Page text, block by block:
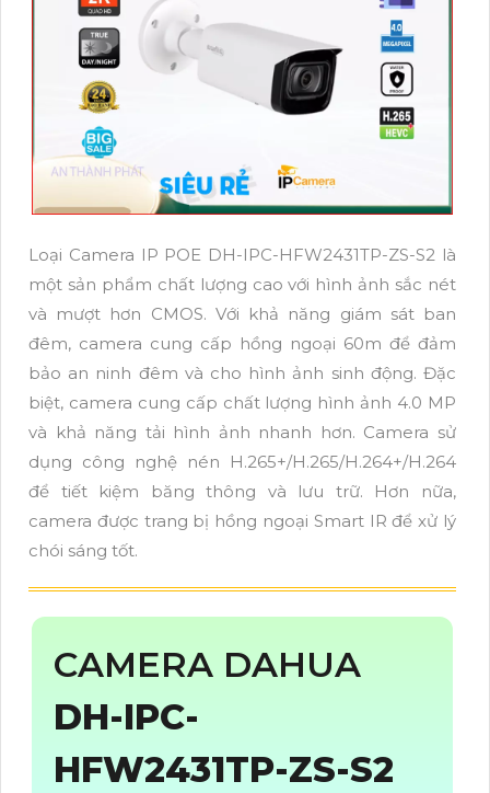
Loại Camera IP POE DH-IPC-HFW2431TP-ZS-S2 là
một sản phẩm chất lượng cao với hình ảnh sắc nét
và mượt hơn CMOS. Với khả năng giám sát ban
đêm, camera cung cấp hồng ngoại 60m để đảm
bảo an ninh đêm và cho hình ảnh sinh động. Đặc
biệt, camera cung cấp chất lượng hình ảnh 4.0 MP
và khả năng tải hình ảnh nhanh hơn. Camera sử
dụng công nghệ nén H.265+/H.265/H.264+/H.264
để tiết kiệm băng thông và lưu trữ. Hơn nữa,
camera được trang bị hồng ngoại Smart IR để xử lý
chói sáng tốt.
CAMERA DAHUA
DH-IPC-
HFW2431TP-ZS-S2